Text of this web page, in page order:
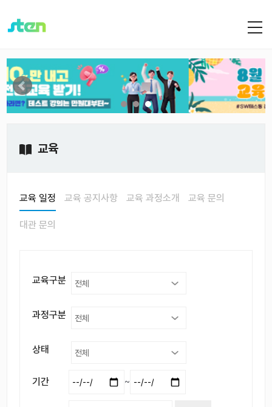
교육
교육 일정 교육 공지사항 교육 과정소개 교육 문의
대관 문의
교육구분
과정구분
상태
기간 ~